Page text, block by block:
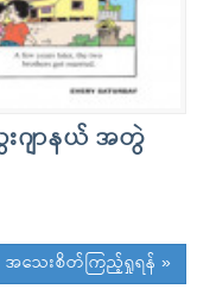
ဂျာနယ် အတွဲ
အသေးစိတ်ကြည့်ရှုရန် »